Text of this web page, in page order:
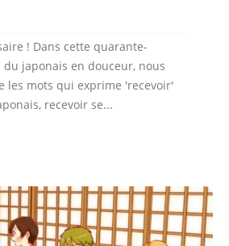
! Dans cette quarante-
japonais en douceur, nous
les mots qui exprime 'recevoir'
recevoir se...